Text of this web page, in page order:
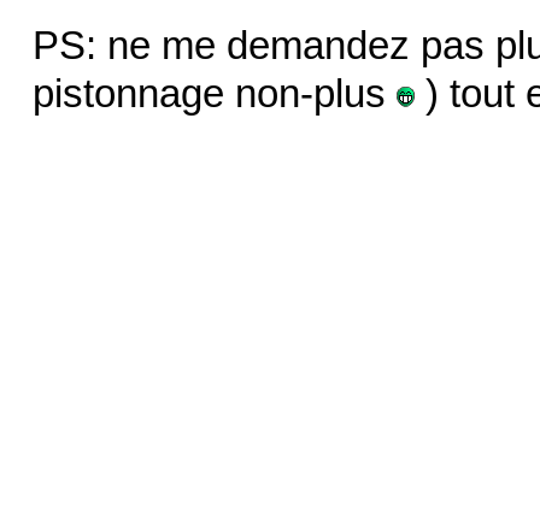
PS: ne me demandez pas
pistonnage non-plus
) tout